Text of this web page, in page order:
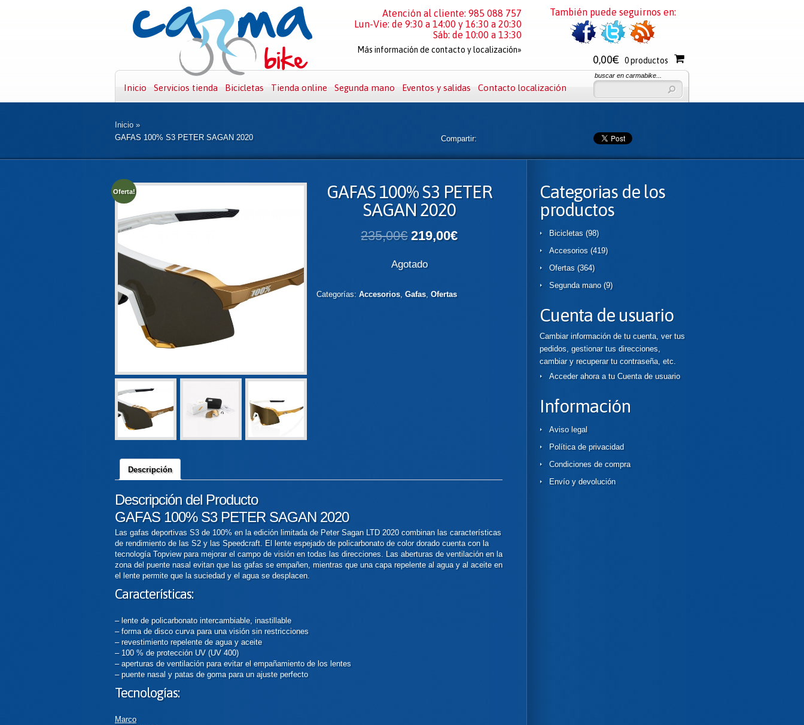
Inicio Servicios tienda Bicicletas Tienda online Segunda mano Eventos y salidas Contacto localización
buscar en carmabike...
Inicio »
GAFAS 100% S3 PETER SAGAN 2020
Compartir:
Oferta!
GAFAS 100% S3 PETER
SAGAN 2020
235,00€ 219,00€
Agotado
Categorías: Accesorios, Gafas, Ofertas
Descripción
Descripción del Producto
GAFAS 100% S3 PETER SAGAN 2020
Las gafas deportivas S3 de 100% en la edición limitada de Peter Sagan LTD 2020 combinan las características
de rendimiento de las S2 y las Speedcraft. El lente espejado de policarbonato de color dorado cuenta con la
tecnología Topview para mejorar el campo de visión en todas las direcciones. Las aberturas de ventilación en la
zona del puente nasal evitan que las gafas se empañen, mientras que una capa repelente al agua y al aceite en
el lente permite que la suciedad y el agua se desplacen.
Características:
– lente de policarbonato intercambiable, inastillable
– forma de disco curva para una visión sin restricciones
– revestimiento repelente de agua y aceite
– 100 % de protección UV (UV 400)
– aperturas de ventilación para evitar el empañamiento de los lentes
– puente nasal y patas de goma para un ajuste perfecto
Tecnologías:
Marco
Categorias de los
productos
Bicicletas (98)
Accesorios (419)
Ofertas (364)
Segunda mano (9)
Cuenta de usuario
Cambiar información de tu cuenta, ver tus
pedidos, gestionar tus direcciones,
cambiar y recuperar tu contraseña, etc.
Acceder ahora a tu Cuenta de usuario
Información
Aviso legal
Política de privacidad
Condiciones de compra
Envío y devolución
Atención al cliente: 985 088 757
Lun-Vie: de 9:30 a 14:00 y 16:30 a 20:30
Sáb: de 10:00 a 13:30
Más información de contacto y localización»
También puede seguirnos en:
0,00€ 0 productos